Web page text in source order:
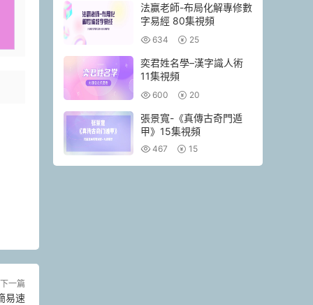
下一篇
易速
法赢老師-布局化解專修數
字易經 80集視頻
634 25
奕君姓名學–漢字識人術
11集視頻
600 20
張景寬-《真傳古奇門遁
甲》15集視頻
467 15